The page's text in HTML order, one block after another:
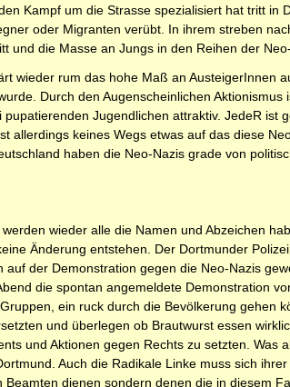
Kampf um die Strasse spezialisiert hat tritt in
oder Migranten verübt. In ihrem streben
und die Masse an Jungs in den Reihen der
wieder rum das hohe Maß an AusteigerInnen
Durch den Augenscheinlichen
Jugendlichen attraktiv. JedeR ist
allerdings keines Wegs etwas auf das diese
haben die Neo-Nazis grade von
wieder alle die Namen und Abzeichen
Änderung entstehen. Der Dortmunder
der Demonstration gegen die Neo-Nazis
die spontan angemeldete Demonstration
ein ruck durch die Bevölkerung gehen
und überlegen ob Brautwurst essen
und Aktionen gegen Rechts zu setzten. Was
Auch die Radikale Linke muss sich
dienen sondern denen die in diesem